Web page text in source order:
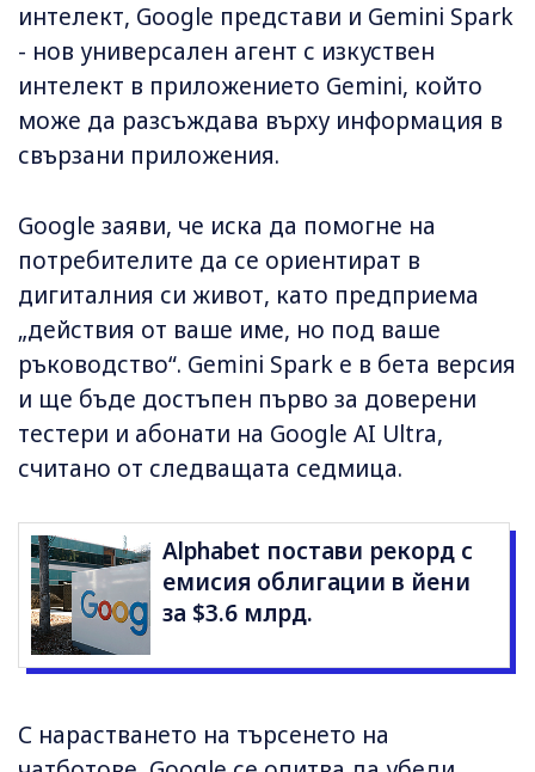
интелект, Google представи и Gemini Spark
- нов универсален агент с изкуствен
интелект в приложението Gemini, който
може да разсъждава върху информация в
свързани приложения.
Google заяви, че иска да помогне на
потребителите да се ориентират в
дигиталния си живот, като предприема
„действия от ваше име, но под ваше
ръководство“. Gemini Spark е в бета версия
и ще бъде достъпен първо за доверени
тестери и абонати на Google AI Ultra,
считано от следващата седмица.
Alphabet постави рекорд с
емисия облигации в йени
за $3.6 млрд.
С нарастването на търсенето на